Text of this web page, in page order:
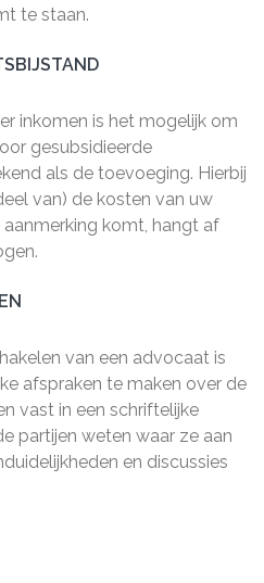
te staan.
inkomen is het mogelijk om
gesubsidieerde
als de toevoeging. Hierbij
van) de kosten van uw
komt, hangt af
van een advocaat is
afspraken te maken over de
vast in een schriftelijke
partijen weten waar ze aan
en discussies